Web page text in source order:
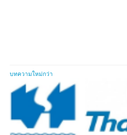
บทความใหม่กว่า